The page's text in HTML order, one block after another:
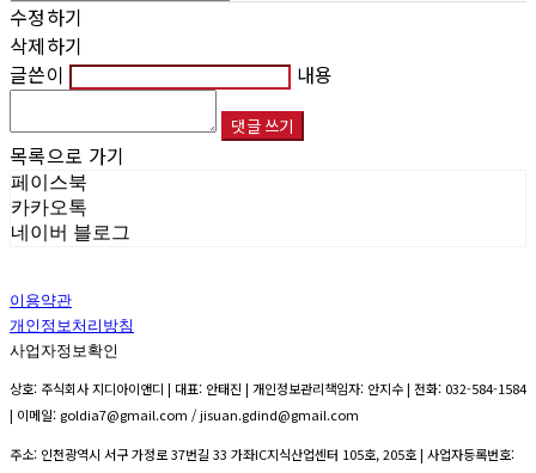
수정하기
삭제하기
글쓴이
내용
댓글 쓰기
목록으로 가기
페이스북
카카오톡
네이버 블로그
이용약관
개인정보처리방침
사업자정보확인
상호: 주식회사 지디아이앤디 | 대표: 안태진 | 개인정보관리책임자: 안지수 | 전화: 032-584-1584
| 이메일: goldia7@gmail.com / jisuan.gdind@gmail.com
주소: 인천광역시 서구 가정로 37번길 33 가좌IC지식산업센터 105호, 205호 | 사업자등록번호: